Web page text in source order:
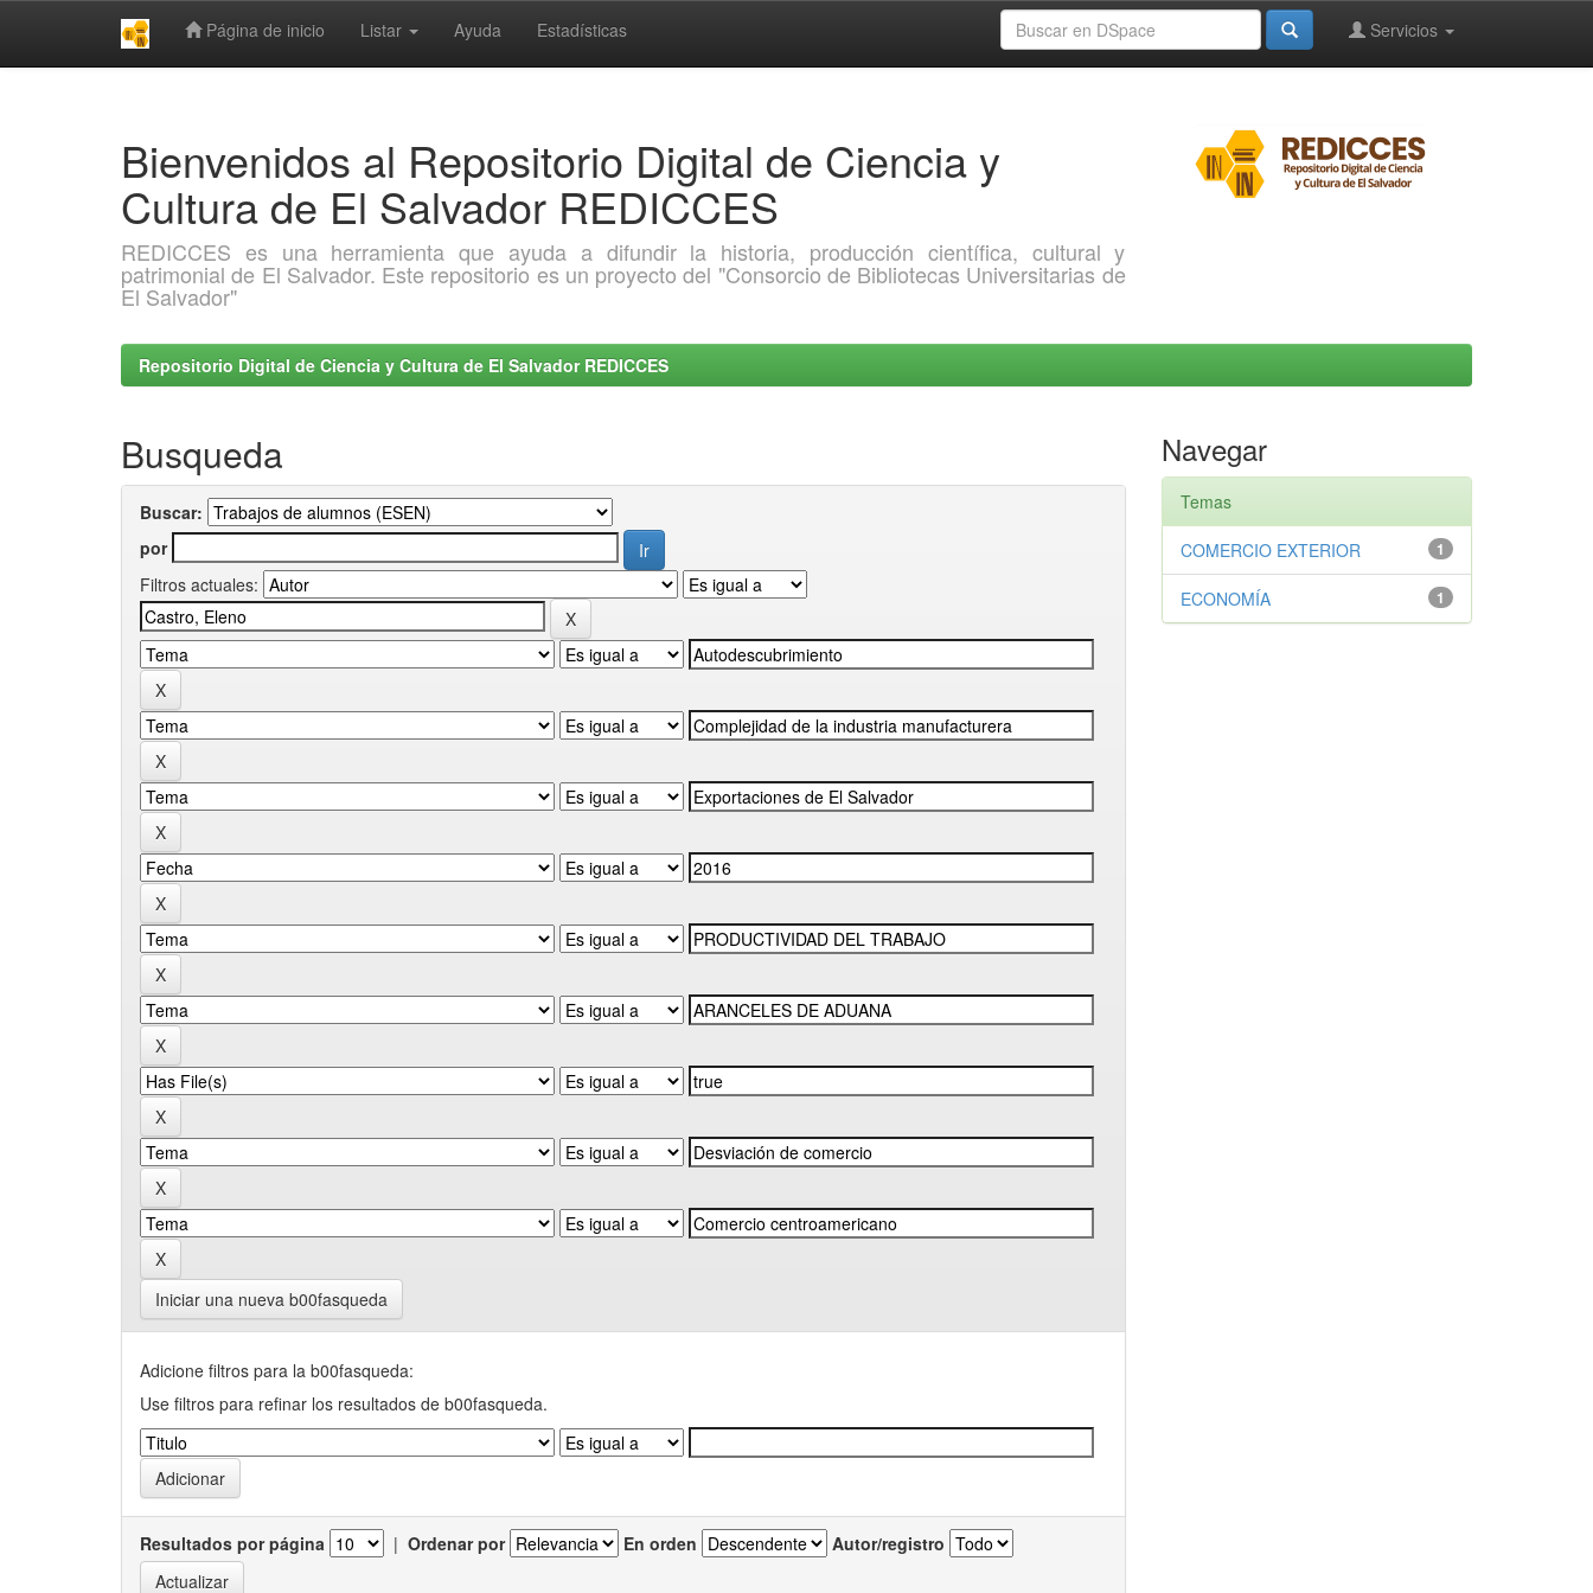
Página de inicio Listar Ayuda Estadísticas Servicios
Bienvenidos al Repositorio Digital de Ciencia y
Cultura de El Salvador REDICCES
REDICCES es una herramienta que ayuda a difundir la historia, producción científica, cultural y
patrimonial de El Salvador. Este repositorio es un proyecto del "Consorcio de Bibliotecas Universitarias de
El Salvador"
Repositorio Digital de Ciencia y Cultura de El Salvador REDICCES
Busqueda
Buscar:
por
Filtros actuales:
Iniciar una nueva b00fasqueda
Adicione filtros para la b00fasqueda:
Use filtros para refinar los resultados de b00fasqueda.
Resultados por página | Ordenar por En orden Autor/registro
Navegar
Temas
1
COMERCIO EXTERIOR
1
ECONOMÍA